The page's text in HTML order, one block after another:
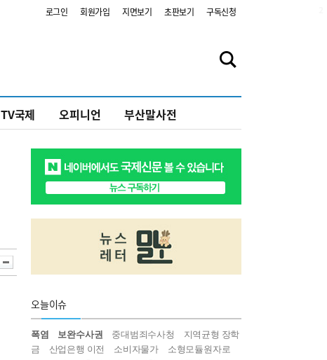
로그인 회원가입 지면보기 초판보기 구독신청
TV국제 오피니언 부산말사전
오늘이슈
폭염 보완수사권 중대범죄수사청
지역균형 장학
금
산업은행 이전 소비자물가
소형모듈원자로